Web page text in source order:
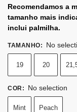
Recomendamos a
tamanho mais
inclui palmilha.
TAMANHO: No
19 20
COR : No selection
Mint Peach